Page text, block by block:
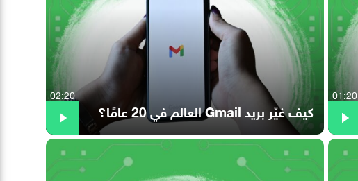
01:20
كيف غيّر بريد Gmail العالم في 20 عامًا؟
02:20